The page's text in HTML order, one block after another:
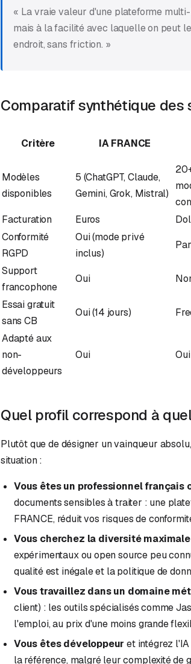
« La vraie valeur d'une plateforme
mais à la facilité avec laquelle on peut
endroit, sans friction. »
Comparatif synthétique
Critère IA FRANCE
Modèles
disponibles
5 (ChatGPT, Claude,
Gemini, Grok, Mistral)
Facturation Euros
Conformité
RGPD
Oui (mode privé
inclus)
Support
francophone
Oui
Essai gratuit
sans CB
Oui (14 jours)
Adapté aux
non-
développeurs
Oui Oui
Quel profil correspond à
Plutôt que de désigner un vainqueur
situation :
Vous êtes un professionnel français
documents sensibles à traiter : une
FRANCE, réduit vos risques de
Vous cherchez la diversité
expérimentaux ou open source peu
qualité est inégale et la politique de
Vous travaillez dans un domaine
client) : les outils spécialisés comme
l'emploi, au prix d'une moins grande
Vous êtes développeur et intégrez
la référence, malgré leur complexité de